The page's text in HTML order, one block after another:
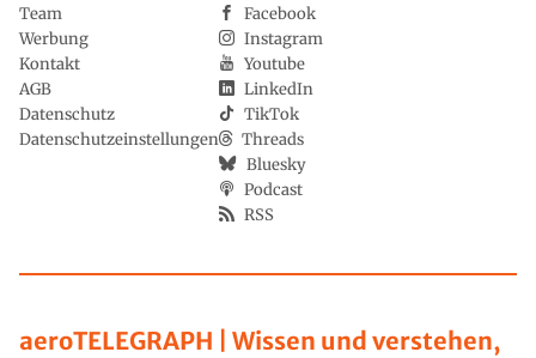
aeroTELEGRAPH | Wissen und verstehen,
Team
Werbung
Kontakt
AGB
Datenschutz
Datenschutzeinstellungen
Facebook
Instagram
Youtube
LinkedIn
TikTok
Threads
Bluesky
Podcast
RSS